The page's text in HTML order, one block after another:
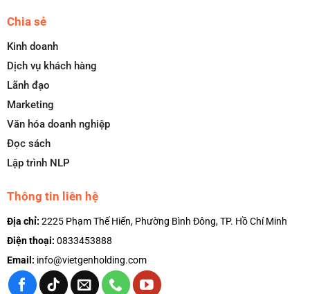
Chia sẻ
Kinh doanh
Dịch vụ khách hàng
Lãnh đạo
Marketing
Văn hóa doanh nghiệp
Đọc sách
Lập trình NLP
Thông tin liên hệ
Địa chỉ: 2225 Phạm Thế Hiển, Phường Bình Đông, TP. Hồ Chí Minh
Điện thoại: 0833453888
Email: info@vietgenholding.com